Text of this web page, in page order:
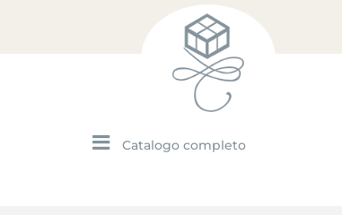
Open menu